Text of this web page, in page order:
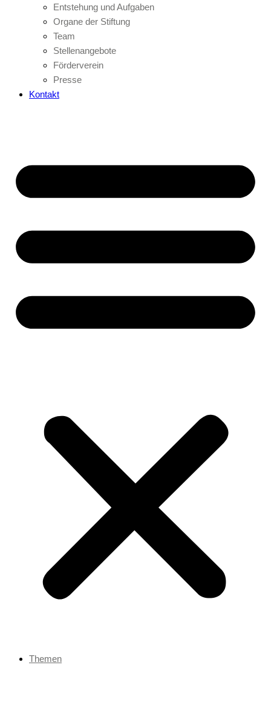
Entstehung und Aufgaben
Organe der Stiftung
Team
Stellenangebote
Förderverein
Presse
Kontakt
Themen